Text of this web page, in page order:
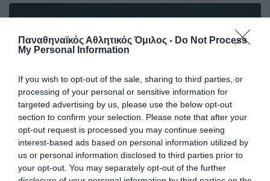
Παναθηναϊκός Αθλητικός Όμιλος - Do Not Process
My Personal Information
If you wish to opt-out of the sale, sharing to third parties, or
processing of your personal or sensitive information for
targeted advertising by us, please use the below opt-out
section to confirm your selection. Please note that after your
opt-out request is processed you may continue seeing
interest-based ads based on personal information utilized by
us or personal information disclosed to third parties prior to
your opt-out. You may separately opt-out of the further
«Πράσινη» η Lalia Storti